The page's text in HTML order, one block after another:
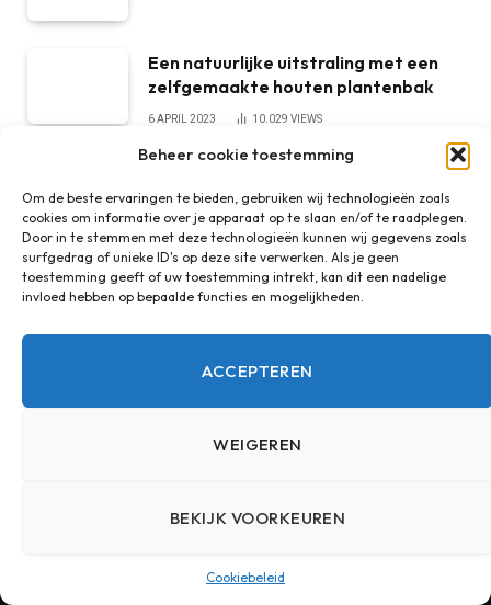
Beheer cookie toestemming
Om de beste ervaringen te bieden, gebruiken wij technologieën zoals
cookies om informatie over je apparaat op te slaan en/of te raadplegen.
Door in te stemmen met deze technologieën kunnen wij gegevens zoals
surfgedrag of unieke ID's op deze site verwerken. Als je geen
toestemming geeft of uw toestemming intrekt, kan dit een nadelige
invloed hebben op bepaalde functies en mogelijkheden.
ACCEPTEREN
WEIGEREN
BEKIJK VOORKEUREN
Cookiebeleid
Een natuurlijke uitstraling met een
zelfgemaakte houten plantenbak
6 APRIL 2023 10.029 VIEWS
Statiegeld Duitsland inleveren in
Nederland
4 JULI 2024 9.200VIEWS
POPULAIRE BERICHTEN
Biocompatibel vulmateriaal
zelfgemaakte houten plantenbak